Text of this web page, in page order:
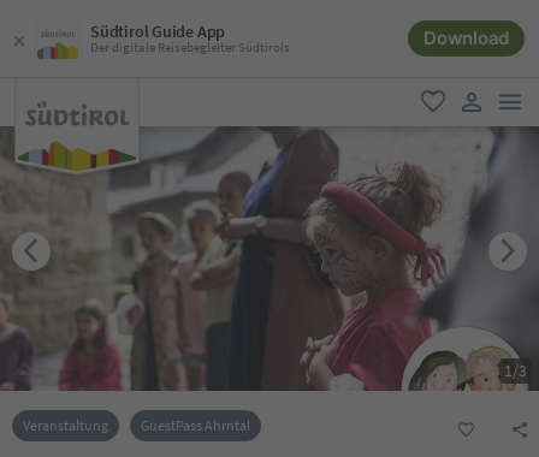
Südtirol Guide App
Der digitale Reisebegleiter Südtirols Download
favorit
user link
1/3
Veranstaltung GuestPass Ahrntal